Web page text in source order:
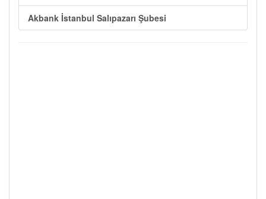
Akbank İstanbul Salıpazarı Şubesi